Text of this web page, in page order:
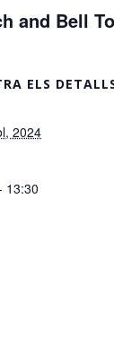
and Bell
ELS
2024
13:30